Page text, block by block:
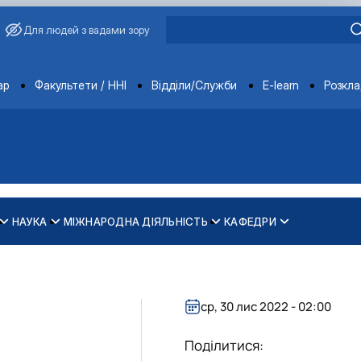
Для людей з вадами зору
Факультети / ННІ Відділи/Служби E-learn
НАУКА МІЖНАРОДНА ДІЯЛЬНІСТЬ
рівності у …
КАФЕДРИ
ср, 30 лис 2022 - 02:00
Поділитися: